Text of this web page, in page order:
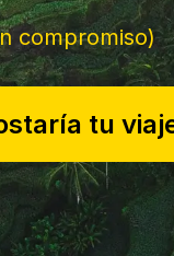
compromiso)
tu